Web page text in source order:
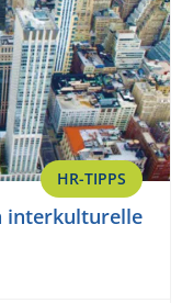
HR-TIPPS
interkulturelle